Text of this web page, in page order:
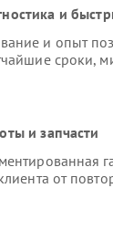
и
и опыт
сроки,
и запчасти
от